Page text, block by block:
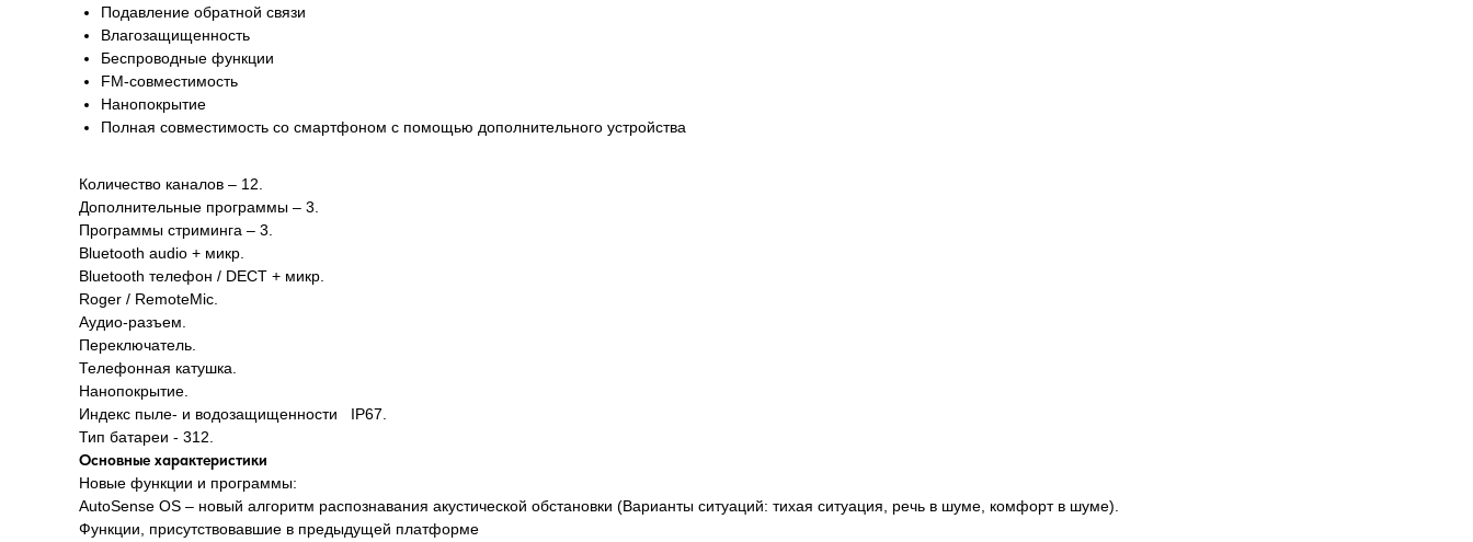
Подавление обратной связи
Влагозащищенность
Беспроводные функции
FM-совместимость
Нанопокрытие
Полная совместимость со смартфоном с помощью дополнительного устройства
Количество каналов – 12.
Дополнительные программы – 3.
Программы стриминга – 3.
Bluetooth audio + микр.
Bluetooth телефон / DECT + микр.
Roger / RemoteMic.
Аудио-разъем.
Переключатель.
Телефонная катушка.
Нанопокрытие.
Индекс пыле- и водозащищенности IP67.
Тип батареи - 312.
Основные характеристики
Новые функции и программы:
AutoSense OS – новый алгоритм распознавания акустической обстановки (Варианты ситуаций: тихая ситуация, речь в шуме, комфорт в шуме).
Функции, присутствовавшие в предыдущей платформе